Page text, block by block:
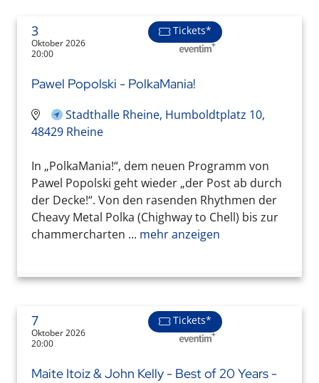
3
Oktober 2026
20:00
Tickets*
Pawel Popolski - PolkaMania!
Stadthalle Rheine, Humboldtplatz 10,
48429 Rheine
In „PolkaMania!“, dem neuen Programm von
Pawel Popolski geht wieder „der Post ab durch
der Decke!“. Von den rasenden Rhythmen der
Cheavy Metal Polka (Chighway to Chell) bis zur
chammercharten ... mehr anzeigen
7
Oktober 2026
20:00
Tickets*
Maite Itoiz & John Kelly - Best of 20 Years -